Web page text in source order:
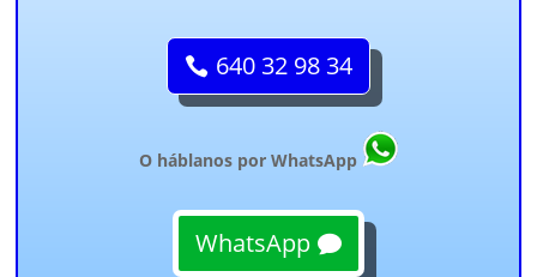
640 32 98 34
O háblanos por WhatsApp
WhatsApp